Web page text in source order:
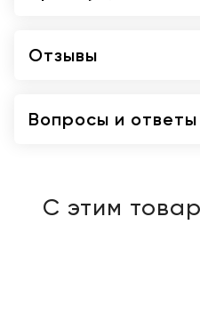
Отзывы
Вопросы и ответы
С этим